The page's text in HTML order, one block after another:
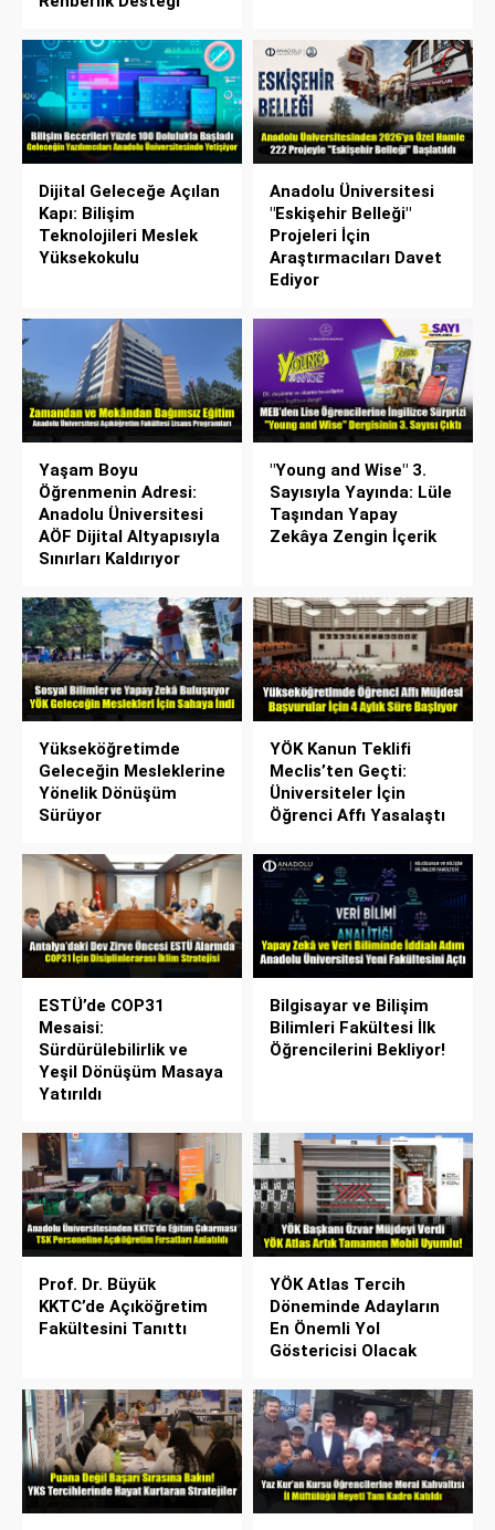
Dijital Geleceğe Açılan
Kapı: Bilişim
Teknolojileri Meslek
Yüksekokulu
Anadolu Üniversitesi
"Eskişehir Belleği"
Projeleri İçin
Araştırmacıları Davet
Ediyor
Yaşam Boyu
Öğrenmenin Adresi:
Anadolu Üniversitesi
AÖF Dijital Altyapısıyla
Sınırları Kaldırıyor
"Young and Wise" 3.
Sayısıyla Yayında: Lüle
Taşından Yapay
Zekâya Zengin İçerik
Yükseköğretimde
Geleceğin Mesleklerine
Yönelik Dönüşüm
Sürüyor
YÖK Kanun Teklifi
Meclis’ten Geçti:
Üniversiteler İçin
Öğrenci Affı Yasalaştı
ESTÜ’de COP31
Mesaisi:
Sürdürülebilirlik ve
Yeşil Dönüşüm Masaya
Yatırıldı
Bilgisayar ve Bilişim
Bilimleri Fakültesi İlk
Öğrencilerini Bekliyor!
Prof. Dr. Büyük
KKTC’de Açıköğretim
Fakültesini Tanıttı
YÖK Atlas Tercih
Döneminde Adayların
En Önemli Yol
Göstericisi Olacak